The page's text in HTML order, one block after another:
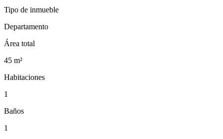
Tipo de inmueble
Departamento
Área total
45 m²
Habitaciones
1
Baños
1